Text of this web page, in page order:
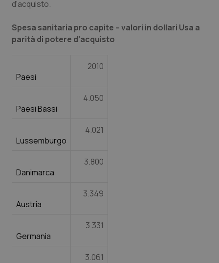
Valle D’Aosta
Veneto
Oncodermatologia
Oncoematologia
Psoriasi & pelle
Quotidiano Cardiologia
Quotidiano Chirurgia
Quotidiano Oncologia
Rene & patologie urogenitali
Salute orale & impianti
d'acquisto.
Spesa sanitaria pro capite – valori in dollari Usa a
parità di potere d'acquisto
Paesi
2010
Paesi Bassi
4.050
Lussemburgo
4.021
Danimarca
3.800
Austria
3.349
Germania
3.331
3.061